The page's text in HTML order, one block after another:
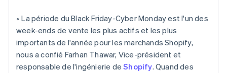
« La période du Black Friday-Cyber Monday est l'un des
week-ends de vente les plus actifs et les plus
importants de l'année pour les marchands Shopify,
nous a confié Farhan Thawar, Vice-président et
responsable de l'ingénierie deShopify. Quand des